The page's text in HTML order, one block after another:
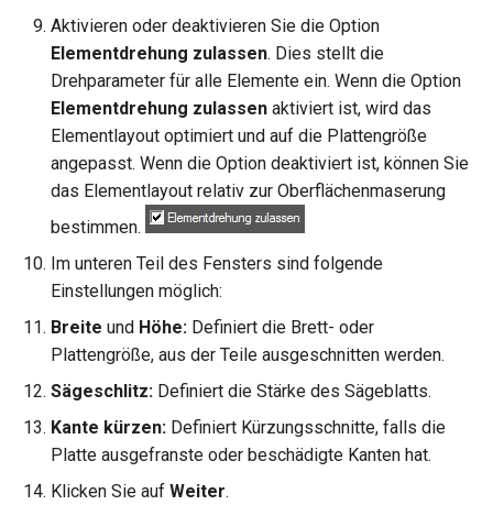
Aktivieren oder deaktivieren Sie die Option
Elementdrehung zulassen. Dies stellt die
Drehparameter für alle Elemente ein. Wenn die Option
Elementdrehung zulassen aktiviert ist, wird das
Elementlayout optimiert und auf die Plattengröße
angepasst. Wenn die Option deaktiviert ist, können Sie
das Elementlayout relativ zur Oberflächenmaserung
bestimmen.
Im unteren Teil des Fensters sind folgende
Einstellungen möglich:
Breite und Höhe: Definiert die Brett- oder
Plattengröße, aus der Teile ausgeschnitten werden.
Sägeschlitz: Definiert die Stärke des Sägeblatts.
Kante kürzen: Definiert Kürzungsschnitte, falls die
Platte ausgefranste oder beschädigte Kanten hat.
Klicken Sie auf Weiter.